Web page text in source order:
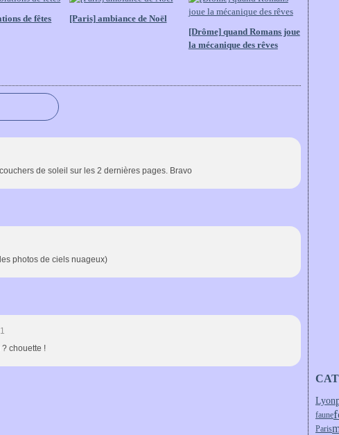
de fêtes
[Paris] ambiance de Noël
[Drôme] quand Romans joue
la mécanique des rêves
de soleil sur les 2 dernières pages. Bravo
photos de ciels nuageux)
chouette !
Lyon
faune
Paris